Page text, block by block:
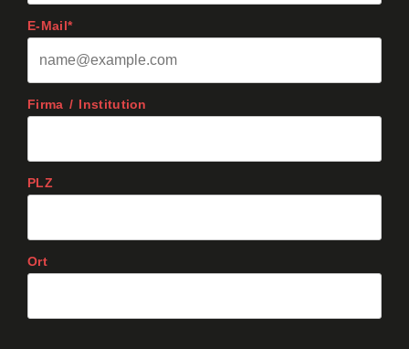
E-Mail*
Firma / Institution
PLZ
Ort